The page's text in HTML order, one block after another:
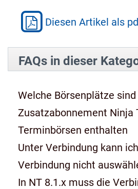
Diesen Artikel als
FAQs in dieser
Welche Börsenplätze
Zusatzabonnement Ninja
Terminbörsen enthalten
Unter Verbindung kann
Verbindung nicht
In NT 8.1.x muss die